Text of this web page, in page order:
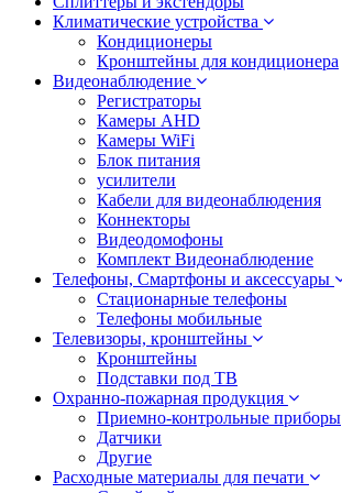
Климатические устройства
Кондиционеры
Кронштейны для кондиционера
Видеонаблюдение
Регистраторы
Камеры AHD
Камеры WiFi
Блок питания
усилители
Кабели для видеонаблюдения
Коннекторы
Видеодомофоны
Комплект Видеонаблюдение
Телефоны, Смартфоны и аксессуары
Стационарные телефоны
Телефоны мобильные
Телевизоры, кронштейны
Кронштейны
Подставки под ТВ
Охранно-пожарная продукция
Приемно-контрольные приборы
Датчики
Другие
Расходные материалы для печати